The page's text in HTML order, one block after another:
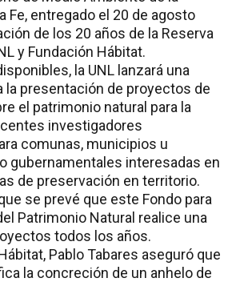
Fe, entregado el 20 de agosto
de los 20 años de la Reserva
y Fundación Hábitat.
la UNL lanzará una
la presentación de proyectos de
el patrimonio natural para la
investigadores
comunas, municipios u
gubernamentales interesadas en
de preservación en territorio.
se prevé que este Fondo para
Patrimonio Natural realice una
todos los años.
Pablo Tabares aseguró que
la concreción de un anhelo de